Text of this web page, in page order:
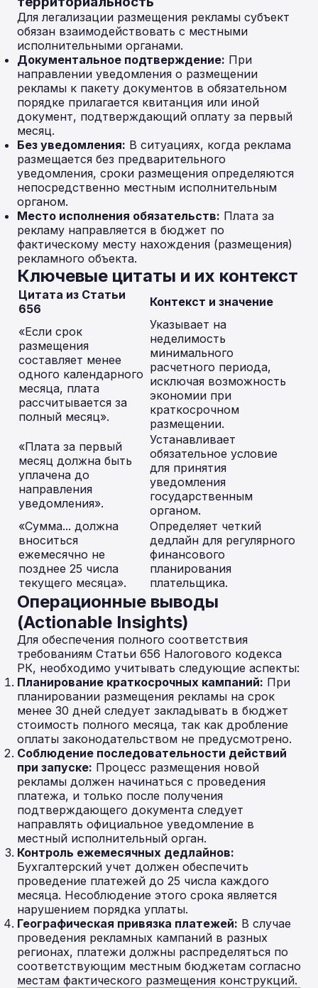
Для легализации размещения рекламы субъект
обязан взаимодействовать с местными
исполнительными органами.
Документальное подтверждение: При
направлении уведомления о размещении
рекламы к пакету документов в обязательном
порядке прилагается квитанция или иной
документ, подтверждающий оплату за первый
месяц.
Без уведомления: В ситуациях, когда реклама
размещается без предварительного
уведомления, сроки размещения определяются
непосредственно местным исполнительным
органом.
Место исполнения обязательств: Плата за
рекламу направляется в бюджет по
фактическому месту нахождения (размещения)
рекламного объекта.
Ключевые цитаты и их контекст
Цитата из Статьи
656
Контекст и значение
«Если срок
размещения
составляет менее
одного календарного
месяца, плата
рассчитывается за
полный месяц».
Указывает на
неделимость
минимального
расчетного периода,
исключая возможность
экономии при
краткосрочном
размещении.
«Плата за первый
месяц должна быть
уплачена до
направления
уведомления».
Устанавливает
обязательное условие
для принятия
уведомления
государственным
органом.
«Сумма... должна
вноситься
ежемесячно не
позднее 25 числа
текущего месяца».
Определяет четкий
дедлайн для регулярного
финансового
планирования
плательщика.
Операционные выводы
(Actionable Insights)
Для обеспечения полного соответствия
требованиям Статьи 656 Налогового кодекса
РК, необходимо учитывать следующие аспекты:
Планирование краткосрочных кампаний: При
планировании размещения рекламы на срок
менее 30 дней следует закладывать в бюджет
стоимость полного месяца, так как дробление
оплаты законодательством не предусмотрено.
Соблюдение последовательности действий
при запуске: Процесс размещения новой
рекламы должен начинаться с проведения
платежа, и только после получения
подтверждающего документа следует
направлять официальное уведомление в
местный исполнительный орган.
Контроль ежемесячных дедлайнов:
Бухгалтерский учет должен обеспечить
проведение платежей до 25 числа каждого
месяца. Несоблюдение этого срока является
нарушением порядка уплаты.
Географическая привязка платежей: В случае
проведения рекламных кампаний в разных
регионах, платежи должны распределяться по
соответствующим местным бюджетам согласно
местам фактического размещения конструкций.